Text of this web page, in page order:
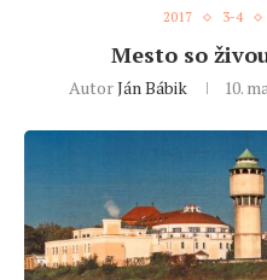
2017 3-4
Mesto so
AutorJán Bábik 10.